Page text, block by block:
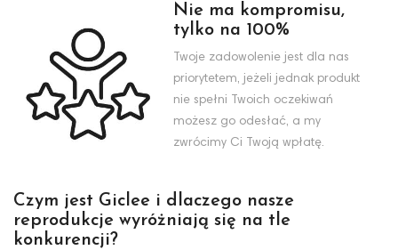
Nie ma kompromisu,
tylko na 100%
Twoje zadowolenie jest dla nas
priorytetem, jeżeli jednak produkt
nie spełni Twoich oczekiwań
możesz go odesłać, a my
zwrócimy Ci Twoją wpłatę.
Czym jest Giclee i dlaczego nasze
reprodukcje wyróżniają się na tle
konkurencji?